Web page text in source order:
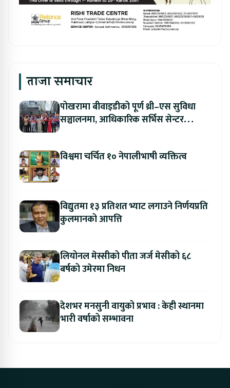
ताजा समाचार
पोखरामा बीवाइडीको पूर्ण थ्री–एस सुविधा
सञ्चालनमा, आधिकारिक सर्भिस सेन्टर
विश्वमा चर्चित १० नेपालीभाषी व्यक्तित्व
विद्युतमा १३ प्रतिशत भ्याट लगाउने निर्णयप्रति
कुलमानको आपत्ति
लियोनल मेस्सीको पीता जर्ज मेसीको ६८
बर्षको उमेरमा निधन
देशभर मनसुनी वायुको प्रभाव : केही स्थानमा
भारी वर्षाको सम्भावना